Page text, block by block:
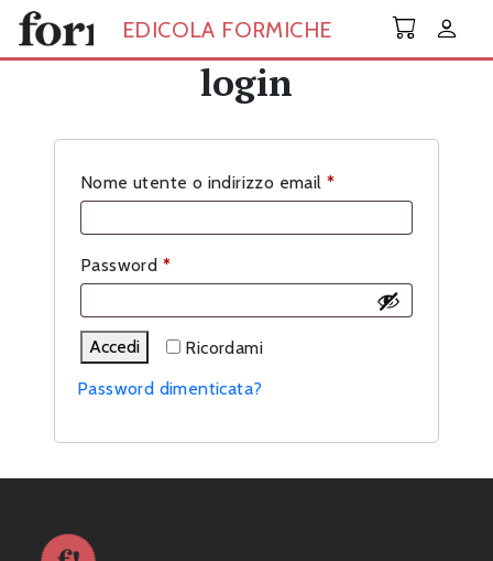
Skip to main content
EDICOLA FORMICHE
login
Nome utente o indirizzo email *Richiesto
Password *Richiesto
Ricordami
Accedi
Password dimenticata?